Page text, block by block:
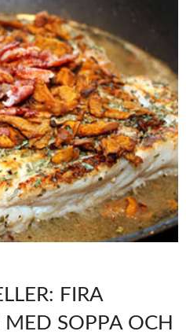
FIRA
SOPPA OCH